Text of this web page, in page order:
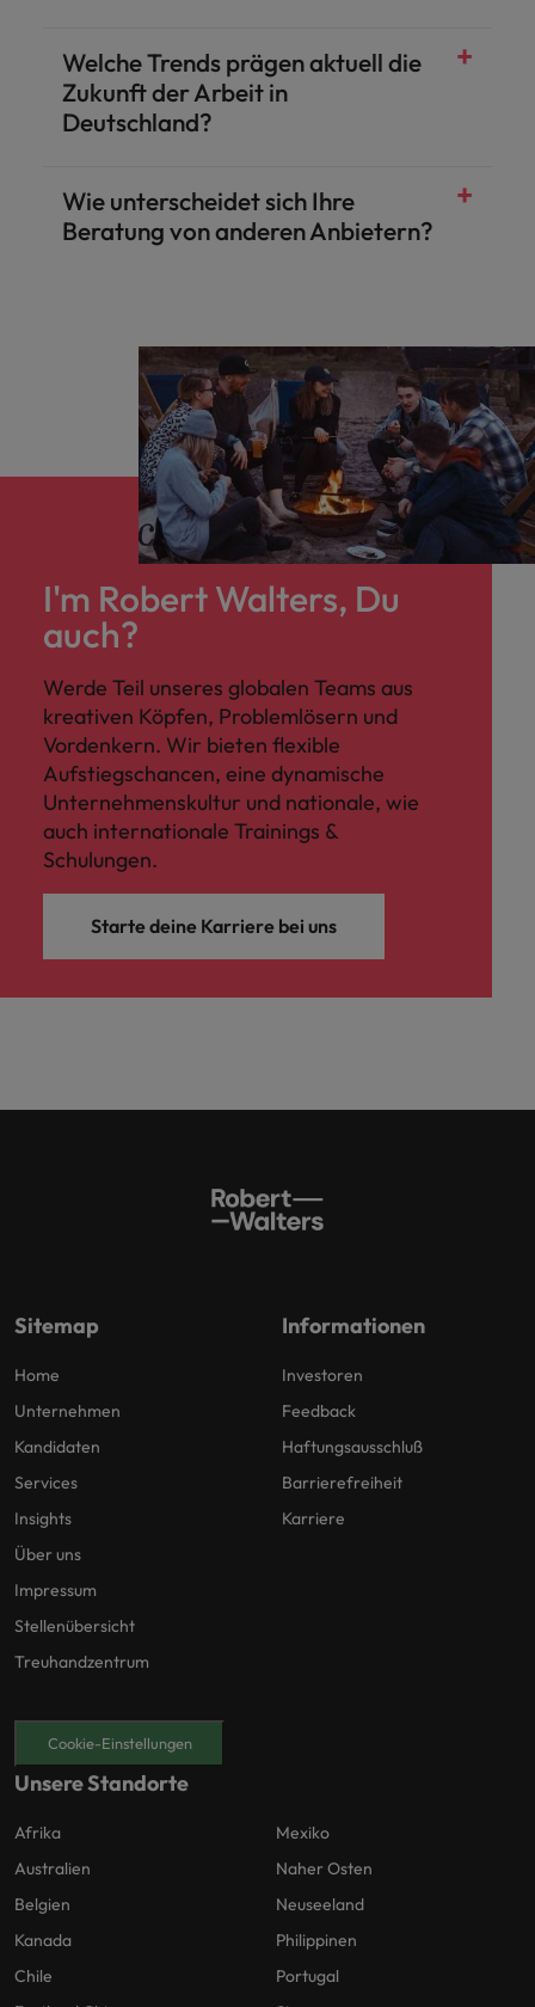
Welche Trends prägen aktuell die
Zukunft der Arbeit in
Deutschland?
Wie unterscheidet sich Ihre
Beratung von anderen Anbietern?
I'm Robert Walters, Du
auch?
Werde Teil unseres globalen Teams aus
kreativen Köpfen, Problemlösern und
Vordenkern. Wir bieten flexible
Aufstiegschancen, eine dynamische
Unternehmenskultur und nationale, wie
auch internationale Trainings &
Schulungen.
Starte deine Karriere bei uns
Sitemap
Home
Unternehmen
Kandidaten
Services
Insights
Über uns
Impressum
Stellenübersicht
Treuhandzentrum
Informationen
Investoren
Feedback
Haftungsausschluß
Barrierefreiheit
Karriere
Cookie-Einstellungen
Unsere Standorte
Afrika
Australien
Belgien
Kanada
Chile
Mexiko
Naher Osten
Neuseeland
Philippinen
Portugal